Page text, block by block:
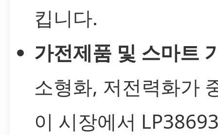
킵니다.
가전제품 및 스마트
소형화, 저전력화가
이 시장에서